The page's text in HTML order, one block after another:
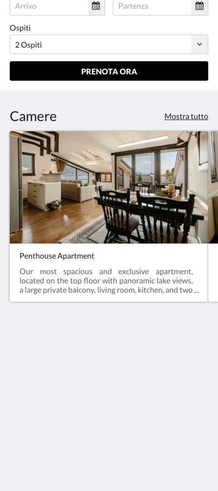
Ospiti
PRENOTA ORA
Camere Mostra tutto
Penthouse Apartment
Our most spacious and exclusive apartment,
located on the top floor with panoramic lake views,
a large private balcony, living room, kitchen, and two